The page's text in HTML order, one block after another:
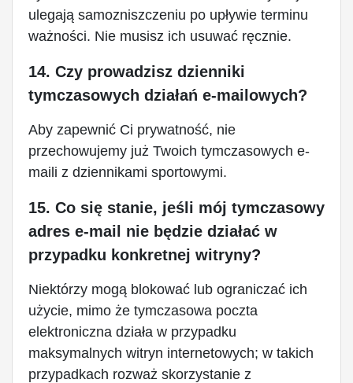
ulegają samozniszczeniu po upływie terminu
ważności. Nie musisz ich usuwać ręcznie.
14. Czy prowadzisz dzienniki
tymczasowych działań e-mailowych?
Aby zapewnić Ci prywatność, nie
przechowujemy już Twoich tymczasowych e-
maili z dziennikami sportowymi.
15. Co się stanie, jeśli mój tymczasowy
adres e-mail nie będzie działać w
przypadku konkretnej witryny?
Niektórzy mogą blokować lub ograniczać ich
użycie, mimo że tymczasowa poczta
elektroniczna działa w przypadku
maksymalnych witryn internetowych; w takich
przypadkach rozważ skorzystanie z